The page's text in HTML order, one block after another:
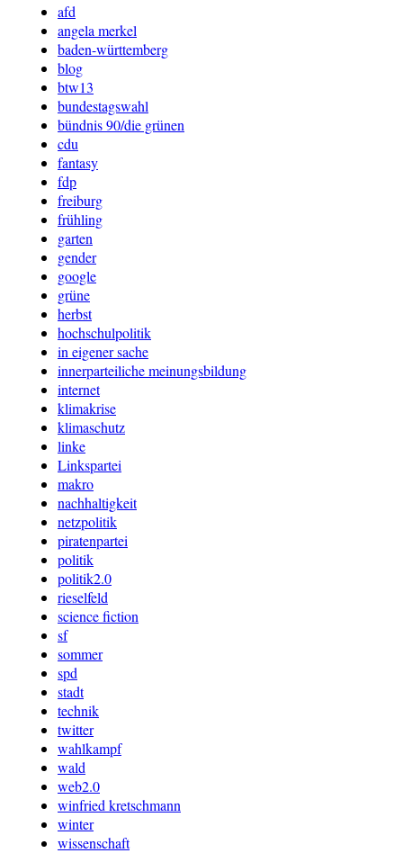
afd
angela merkel
baden-württemberg
blog
btw13
bundestagswahl
bündnis 90/die grünen
cdu
fantasy
fdp
freiburg
frühling
garten
gender
google
grüne
herbst
hochschulpolitik
in eigener sache
innerparteiliche meinungsbildung
internet
klimakrise
klimaschutz
linke
Linkspartei
makro
nachhaltigkeit
netzpolitik
piratenpartei
politik
politik2.0
rieselfeld
science fiction
sf
sommer
spd
stadt
technik
twitter
wahlkampf
wald
web2.0
winfried kretschmann
winter
wissenschaft